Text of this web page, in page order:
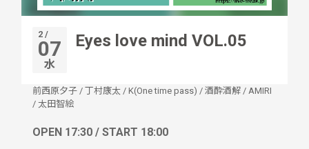
2 /
07
水
Eyes love mind VOL.05
前西原夕子 / 丁村康太 / K(One time pass) / 酒酔酒解 / AMIRI
/ 太田智絵
OPEN 17:30 / START 18:00